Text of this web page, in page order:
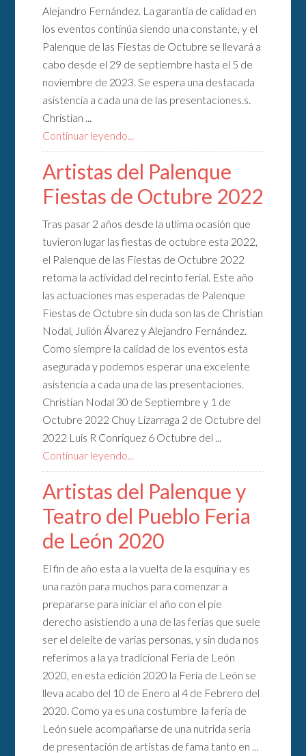
Alejandro Fernández. La garantía de calidad en
los eventos continúa siendo una constante, y el
Palenque de las Fiestas de Octubre se llevará a
cabo desde el 29 de septiembre hasta el 5 de
noviembre de 2023. Se espera una destacada
asistencia a cada una de las presentaciones.s.
Christian ...
Continuar leyendo...
Artistas del Palenque
Fiestas de Octubre 2022
Tras pasar 2 años desde la utlima ocasión que
tuvieron lugar las fiestas de octubre esta 2022,
el Palenque de las Fiestas de Octubre 2022
retoma la actividad del recinto ferial. Este año
las actuaciones mas esperadas de Palenque
Fiestas de Octubre sin duda son las de Christian
Nodal, Julión Álvarez y Alejandro Fernández.
Como siempre la calidad de los eventos esta
asegurada y podemos esperar una excelente
asistencia a cada una de las presentaciones.
Christian Nodal 30 de Septiembre y 1 de
Octubre 2022 Chuy Lizarraga 2 de Octubre del
2022 Luis R Conriquez 6 Octubre del ...
Continuar leyendo...
Artistas del Palenque y
Teatro del Pueblo Feria
de León 2020
El fin de año esta a la vuelta de la esquina y es
una razón para muchos para comenzar a
prepararse para iniciar el año con el pie
derecho asistiendo a una de las ferias que suele
ser el deleite de varias personas, y sin duda nos
referimos a la ya tradicional Feria de León
2020, en esta edición 2020 la Feria de León se
lleva acabo del 10 de Enero al 4 de Febrero del
2020. Como ya es una costumbre la feria de
León suele acompañarse de una nutrida seria
de presentación de artistas de fama tanto en ...